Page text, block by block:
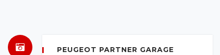
PEUGEOT PARTNER GARAGE